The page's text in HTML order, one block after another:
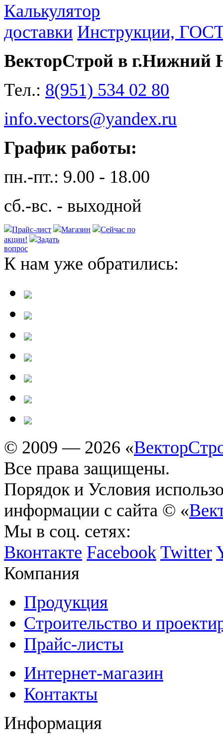
Калькулятор
доставки Инструкции,
ВекторСтрой в г.Нижний
Тел.: 8(951) 534 02 80
info.vectors@yandex.ru
График работы:
пн.-пт.: 9.00 - 18.00
сб.-вс. - выходной
Прайс-лист Магазин
Сейчас по
акции!
Задать
вопрос
К нам уже обратились:
© 2009 — 2026 «
Все права защищены.
Порядок и Условия
информации с сайта © «
Мы в соц. сетях:
Вконтакте Facebook Twitter
Компания
Продукция
Строительство и
Прайс-листы
Интернет-магазин
Контакты
Информация